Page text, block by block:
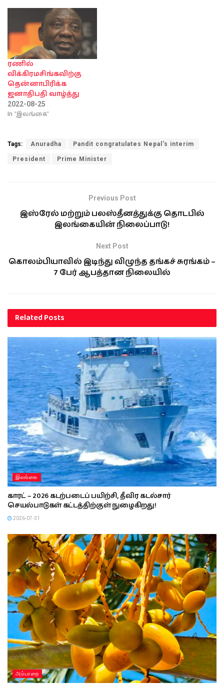
ரணில்
விக்கிரமசிங்கவிற்கு
தென்னாபிரிக்க
ஜனாதிபதி வாழ்த்து
2022-08-25
In "இலங்கை"
Tags: Anuradha Pandit congratulates Nepal's interim
President Prime Minister
Previous Post
இஸ்ரேல் மற்றும் பலஸ்தீனத்துக்கு தொடபில்
இலங்கையின் நிலைப்பாடு!
Next Post
கொலம்பியாவில் இடிந்து விழுந்த தங்கச் சுரங்கம் –
7 பேர் ஆபத்தான நிலையில்
RelatedPosts
இலங்கை
காரட் – 2026 கடற்படைப் பயிற்சி, தீவிர கடல்சார்
செயல்பாடுகள் கட்டத்திற்குள் நுழைகிறது!
2026-07-31
அம்பாறை